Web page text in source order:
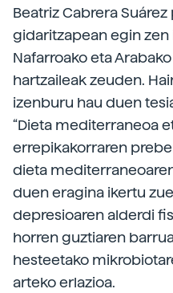
Beatriz Cabrera
gidaritzapean egin zen
Nafarroako eta
hartzaileak zeuden.
izenburu hau duen
“Dieta mediterraneoa
errepikakorraren
dieta
duen eragina ikertu
depresioaren alderdi
horren guztiaren
hesteetako
arteko erlazioa.